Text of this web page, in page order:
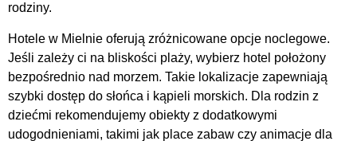
rodziny.
Hotele w Mielnie oferują zróżnicowane opcje noclegowe.
Jeśli zależy ci na bliskości plaży, wybierz hotel położony
bezpośrednio nad morzem. Takie lokalizacje zapewniają
szybki dostęp do słońca i kąpieli morskich. Dla rodzin z
dziećmi rekomendujemy obiekty z dodatkowymi
udogodnieniami, takimi jak place zabaw czy animacje dla